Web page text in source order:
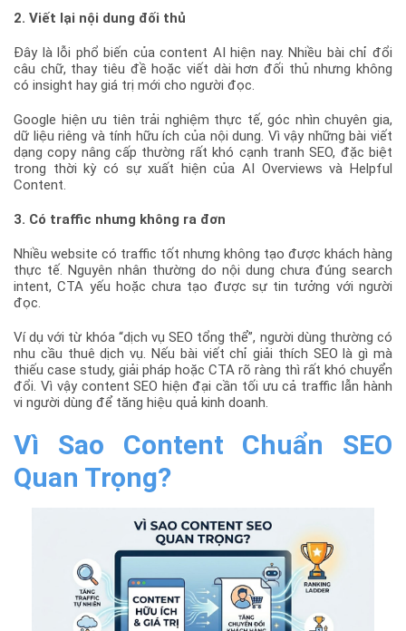
2. Viết lại nội dung đối thủ
Đây là lỗi phổ biến của content AI hiện nay. Nhiều bài chỉ đổi
câu chữ, thay tiêu đề hoặc viết dài hơn đối thủ nhưng không
có insight hay giá trị mới cho người đọc.
Google hiện ưu tiên trải nghiệm thực tế, góc nhìn chuyên gia,
dữ liệu riêng và tính hữu ích của nội dung. Vì vậy những bài viết
dạng copy nâng cấp thường rất khó cạnh tranh SEO, đặc biệt
trong thời kỳ có sự xuất hiện của AI Overviews và Helpful
Content.
3. Có traffic nhưng không ra đơn
Nhiều website có traffic tốt nhưng không tạo được khách hàng
thực tế. Nguyên nhân thường do nội dung chưa đúng search
intent, CTA yếu hoặc chưa tạo được sự tin tưởng với người
đọc.
Ví dụ với từ khóa “dịch vụ SEO tổng thể”, người dùng thường có
nhu cầu thuê dịch vụ. Nếu bài viết chỉ giải thích SEO là gì mà
thiếu case study, giải pháp hoặc CTA rõ ràng thì rất khó chuyển
đổi. Vì vậy content SEO hiện đại cần tối ưu cả traffic lẫn hành
vi người dùng để tăng hiệu quả kinh doanh.
Vì Sao Content Chuẩn SEO
Quan Trọng?